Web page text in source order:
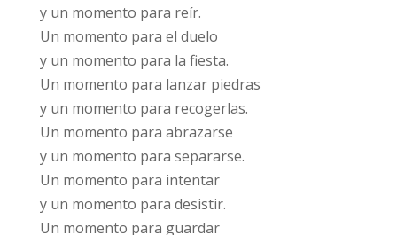
y un momento para reír.
Un momento para el duelo
y un momento para la fiesta.
Un momento para lanzar piedras
y un momento para recogerlas.
Un momento para abrazarse
y un momento para separarse.
Un momento para intentar
y un momento para desistir.
Un momento para guardar